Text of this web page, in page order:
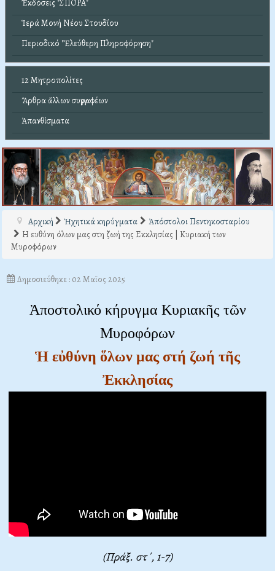
Ἐκδόσεις "ΣΠΟΡΑ"
Ἱερά Μονή Νέου Στουδίου
Περιοδικό "Ἐλεύθερη Πληροφόρηση"
12 Μητροπολίτες
Ἄρθρα ἄλλων συγγραφέων
Ἀπανθίσματα
Αρχική Ἠχητικά κηρύγματα
Ἀπόστολοι Πεντηκοσταρίου
Η ευθύνη όλων μας στη ζωή της Εκκλησίας | Κυριακή των
Μυροφόρων
Δημοσιεύθηκε : 02 Μαϊος 2025
Ἀποστολικό κήρυγμα Κυριακῆς τῶν
Μυροφόρων
Ἡ εὐθύνη ὅλων μας στή ζωή τῆς
Ἐκκλησίας
(Πράξ. στ΄, 1-7)